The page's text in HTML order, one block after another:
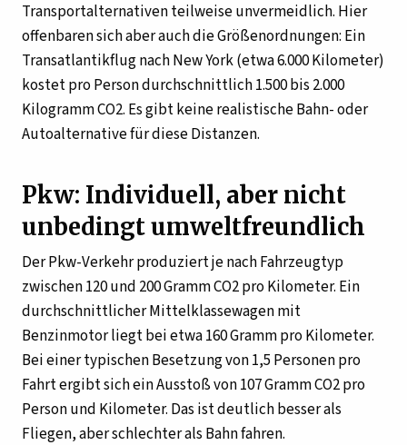
Transportalternativen teilweise unvermeidlich. Hier
offenbaren sich aber auch die Größenordnungen: Ein
Transatlantikflug nach New York (etwa 6.000 Kilometer)
kostet pro Person durchschnittlich 1.500 bis 2.000
Kilogramm CO2. Es gibt keine realistische Bahn- oder
Autoalternative für diese Distanzen.
Pkw: Individuell, aber nicht
unbedingt umweltfreundlich
Der Pkw-Verkehr produziert je nach Fahrzeugtyp
zwischen 120 und 200 Gramm CO2 pro Kilometer. Ein
durchschnittlicher Mittelklassewagen mit
Benzinmotor liegt bei etwa 160 Gramm pro Kilometer.
Bei einer typischen Besetzung von 1,5 Personen pro
Fahrt ergibt sich ein Ausstoß von 107 Gramm CO2 pro
Person und Kilometer. Das ist deutlich besser als
Fliegen, aber schlechter als Bahn fahren.